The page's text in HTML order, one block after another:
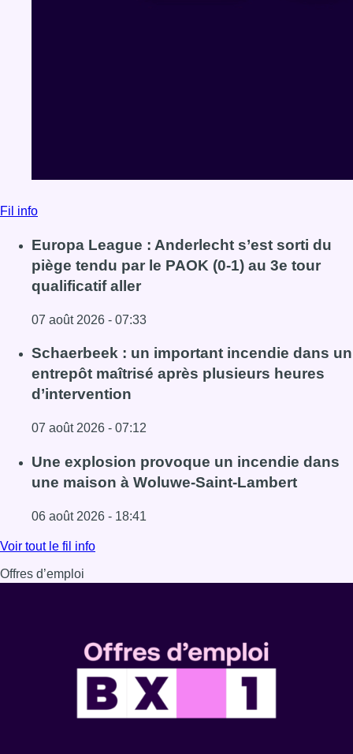
Fil info
Europa League : Anderlecht s’est sorti du
piège tendu par le PAOK (0-1) au 3e tour
qualificatif aller
07 août 2026 - 07:33
Lire l'article Europa League : Anderlecht s’est sorti du
Schaerbeek : un important incendie dans un
entrepôt maîtrisé après plusieurs heures
d’intervention
07 août 2026 - 07:12
Lire l'article Schaerbeek : un important incendie dans un
Une explosion provoque un incendie dans
une maison à Woluwe-Saint-Lambert
06 août 2026 - 18:41
Lire l'article Une explosion provoque un incendie dans
Voir tout le fil info
Offres d’emploi